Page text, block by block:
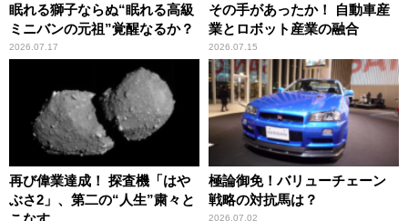
眠れる獅子ならぬ“眠れる高級
ミニバンの元祖”覚醒なるか？
2026.07.17
その手があったか！ 自動車産
業とロボット産業の融合
2026.07.15
再び偉業達成！ 探査機「はや
ぶさ2」、第二の“人生”粛々と
極論御免！バリューチェーン
戦略の対抗馬は？
2026.07.02